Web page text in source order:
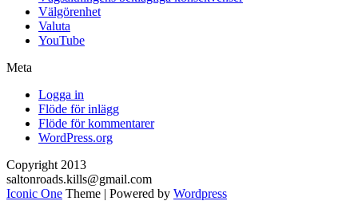
Välgörenhet
Valuta
YouTube
Meta
Logga in
Flöde för inlägg
Flöde för kommentarer
WordPress.org
Copyright 2013
saltonroads.kills@gmail.com
Iconic One Theme | Powered by Wordpress